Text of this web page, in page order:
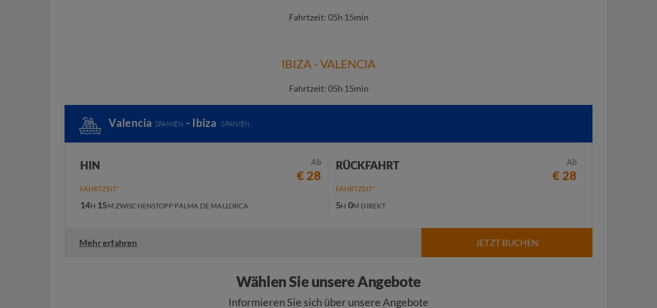
Fahrtzeit: 05h 15min
IBIZA - VALENCIA
Fahrtzeit: 05h 15min
Valencia SPANIEN - Ibiza SPANIEN
HIN Ab
€ 28
FAHRTZEIT*
14H 15M ZWISCHENSTOPP PALMA DE MALLORCA
RÜCKFAHRT Ab
€ 28
FAHRTZEIT*
5H 0M DIREKT
Mehr erfahren JETZT BUCHEN
Wählen Sie unsere Angebote
Informieren Sie sich über unsere Angebote